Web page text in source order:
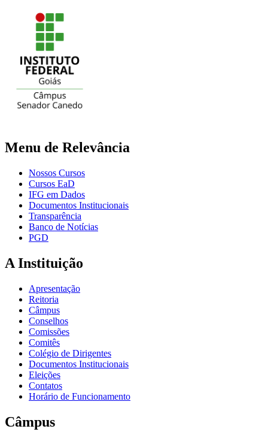
Menu de Relevância
Nossos Cursos
Cursos EaD
IFG em Dados
Documentos Institucionais
Transparência
Banco de Notícias
PGD
A Instituição
Apresentação
Reitoria
Câmpus
Conselhos
Comissões
Comitês
Colégio de Dirigentes
Documentos Institucionais
Eleições
Contatos
Horário de Funcionamento
Câmpus